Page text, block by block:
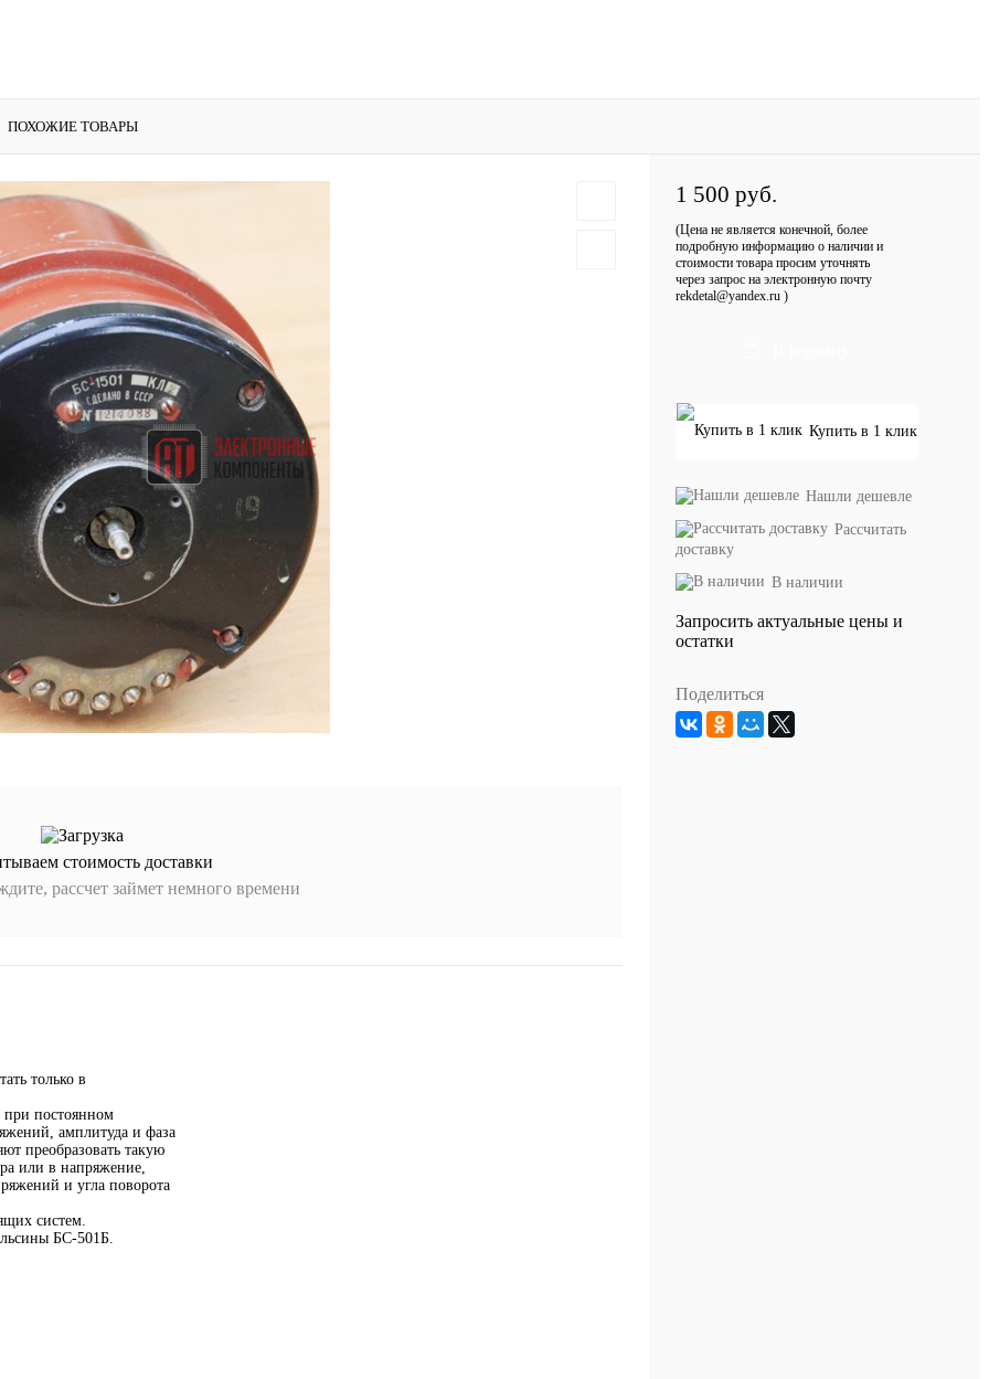
ПОХОЖИЕ ТОВАРЫ
стоимость доставки
рассчет займет немного времени
только в
постоянном
амплитуда и фаза
преобразовать такую
или в напряжение,
и угла поворота
систем.
БС-501Б.
1 500 руб.
(Цена не является конечной, более
подробную информацию о наличии и
стоимости товара просим уточнять
через запрос на электронную почту
rekdetal@yandex.ru )
Купить в 1 клик
Нашли дешевле
Рассчитать
доставку
В наличии
Запросить актуальные цены и
остатки
Поделиться